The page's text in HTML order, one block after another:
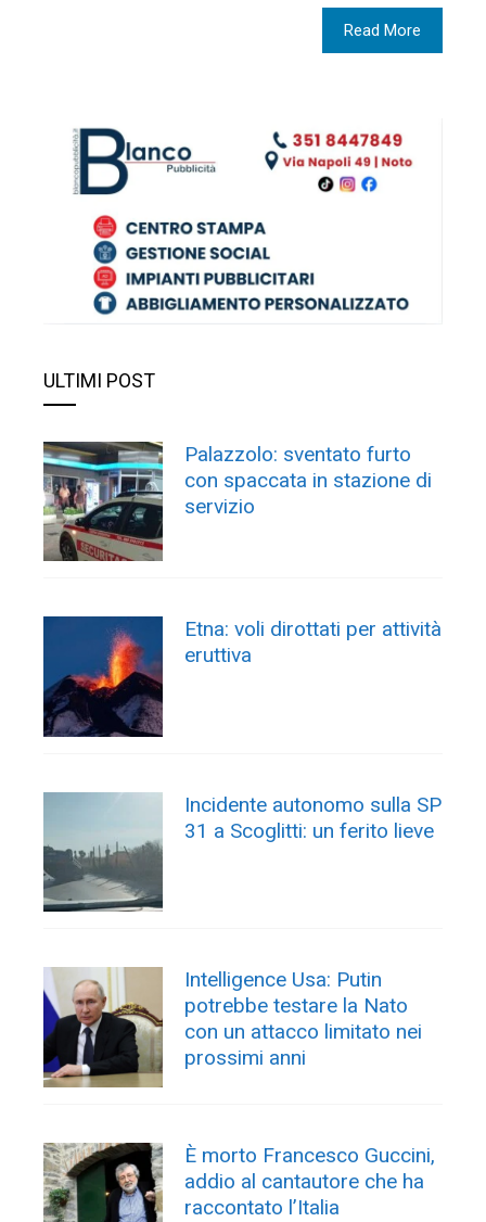
Read More
ULTIMI POST
Palazzolo: sventato furto
con spaccata in stazione di
servizio
Etna: voli dirottati per attività
eruttiva
Incidente autonomo sulla SP
31 a Scoglitti: un ferito lieve
Intelligence Usa: Putin
potrebbe testare la Nato
con un attacco limitato nei
prossimi anni
È morto Francesco Guccini,
addio al cantautore che ha
raccontato l’Italia